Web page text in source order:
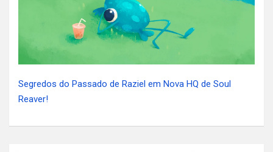
Segredos do Passado de Raziel em Nova HQ de Soul
Reaver!